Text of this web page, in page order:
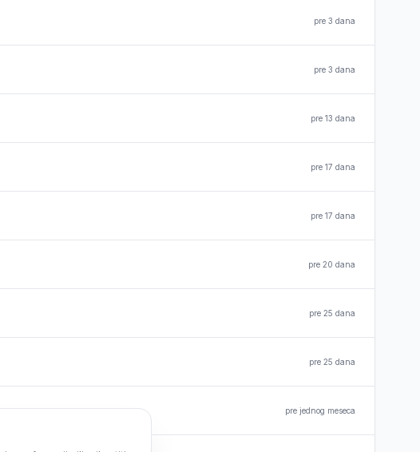
pre 3 dana
pre 3 dana
pre 13 dana
pre 17 dana
pre 17 dana
pre 20 dana
pre 25 dana
pre 25 dana
pre jednog meseca